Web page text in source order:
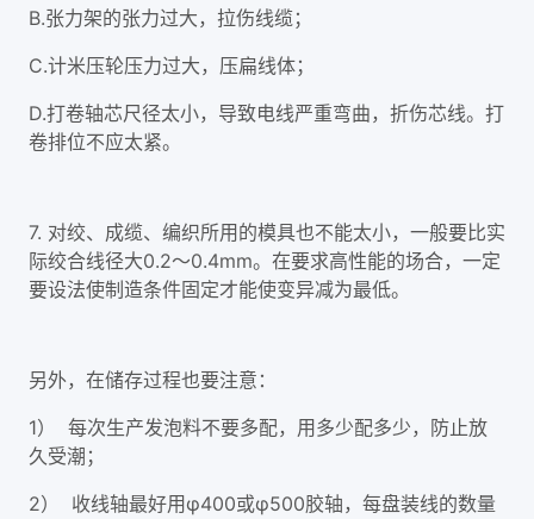
B.张力架的张力过大，拉伤线缆；
C.计米压轮压力过大，压扁线体；
D.打卷轴芯尺径太小，导致电线严重弯曲，折伤芯线。打
卷排位不应太紧。
7. 对绞、成缆、编织所用的模具也不能太小，一般要比实
际绞合线径大0.2～0.4mm。在要求高性能的场合，一定
要设法使制造条件固定才能使变异减为最低。
另外，在储存过程也要注意：
1） 每次生产发泡料不要多配，用多少配多少，防止放
久受潮；
2） 收线轴最好用φ400或φ500胶轴，每盘装线的数量